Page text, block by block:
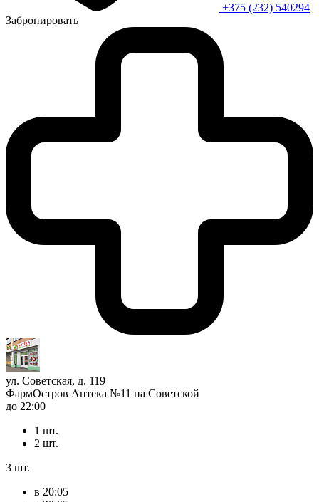
+375 (232) 540294
Забронировать
ул. Советская, д. 119
ФармОстров Аптека №11 на Советской
до 22:00
1 шт.
2 шт.
3 шт.
в 20:05